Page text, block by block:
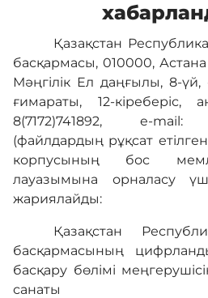
Жаңалықтар
Мемлекеттік сатып алу
Кадрмен қамтамасыз ету
Білім базасы
Қазақстан
басқармасы, 010000,
Мәңгілік Ел даңғылы, 8-үй,
ғимараты, 12-кіреберіс,
8(7172)741892, e-
(файлдардың рұқсат
корпусының бос
лауазымына орналасу
жариялайды:
Қазақстан
басқармасының
басқару бөлімі
санаты